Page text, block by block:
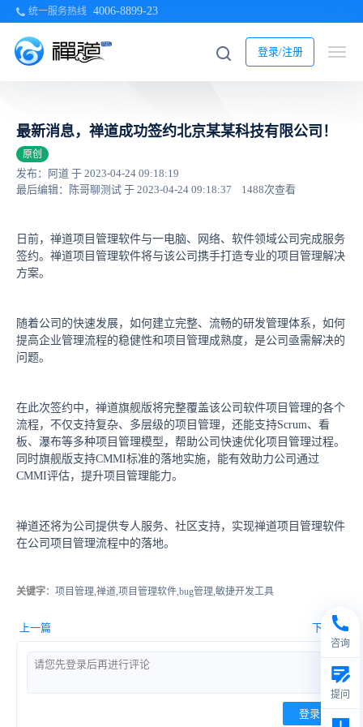
统一服务热线 4006-8899-23
登录/注册
最新消息，禅道成功签约北京某某科技有限公司！
原创
发布：阿道 于 2023-04-24 09:18:19
最后编辑：陈哥聊测试 于 2023-04-24 09:18:37
1488次查看
日前，禅道项目管理软件与一电脑、网络、软件领域公司完成服务
签约。禅道项目管理软件将与该公司携手打造专业的项目管理解决
方案。
随着公司的快速发展，如何建立完整、流畅的研发管理体系，如何
提高企业管理流程的稳健性和项目管理成熟度，是公司亟需解决的
问题。
在此次签约中，禅道旗舰版将完整覆盖该公司软件项目管理的各个
流程，不仅支持复杂、多层级的项目管理，还能支持Scrum、看
板、瀑布等多种项目管理模型，帮助公司快速优化项目管理过程。
同时旗舰版支持CMMI标准的落地实施，能有效助力公司通过
CMMI评估，提升项目管理能力。
禅道还将为公司提供专人服务、社区支持，实现禅道项目管理软件
在公司项目管理流程中的落地。
关键字：项目管理,禅道,项目管理软件,bug管理,敏捷开发工具
上一篇 下一篇
登录
咨询
提问